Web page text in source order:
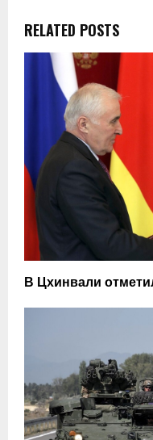
RELATED POSTS
В Цхинвали